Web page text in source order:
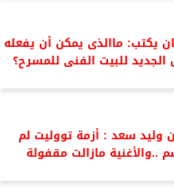
يكتب: ماالذى يمكن أن يفعله
الجديد للبيت الفنى للمسرح؟
وليد سعد : أزمة تووليت لم
..والأغنية مازالت مقفولة